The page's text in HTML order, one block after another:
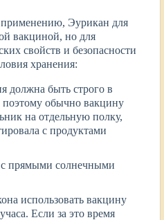
Эурикан для
вакциной, но для
свойств и безопасности
хранения:
должна быть строго в
поэтому обычно вакцину
на отдельную полку,
с продуктами
прямыми солнечными
использовать вакцину
Если за это время